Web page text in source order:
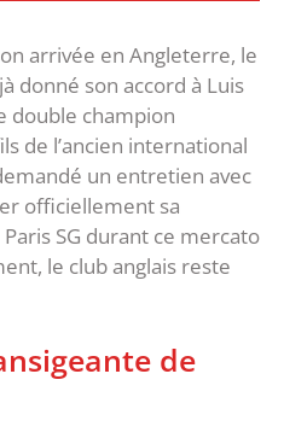
arrivée en Angleterre, le
donné son accord à Luis
double champion
de l’ancien international
un entretien avec
officiellement sa
SG durant ce mercato
le club anglais reste
de